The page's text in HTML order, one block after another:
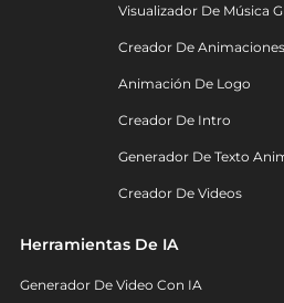
Visualizador De Música
Creador De Animaciones
Animación De Logo
Creador De Intro
Generador De Texto
Creador De Videos
Herramientas De IA
Generador De Video Con IA